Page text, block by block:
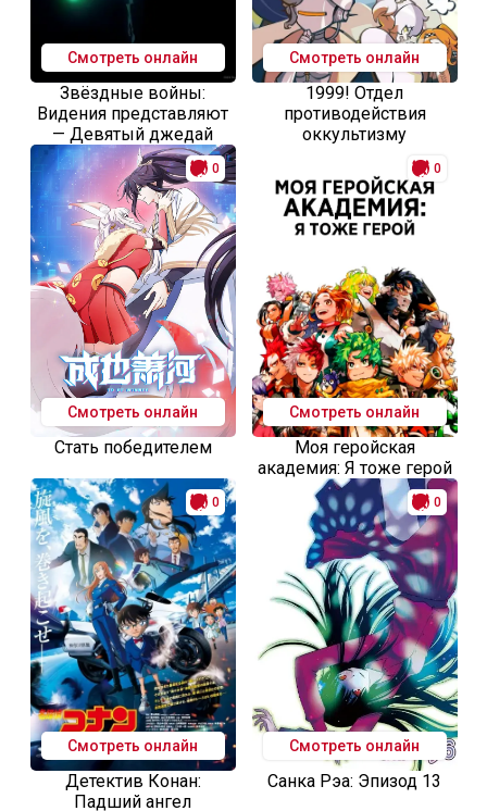
Смотреть онлайн
Звёздные войны:
Видения представляют
— Девятый джедай
Смотреть онлайн
1999! Отдел
противодействия
оккультизму
0
Смотреть онлайн
Стать победителем
0
Смотреть онлайн
Моя геройская
академия: Я тоже герой
0
Смотреть онлайн
Детектив Конан:
Падший ангел
0
Смотреть онлайн
Санка Рэа: Эпизод 13